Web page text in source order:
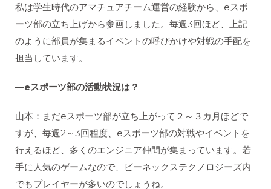
私は学生時代のアマチュアチーム運営の経験から、eスポ
ーツ部の立ち上げから参画しました。毎週3回ほど、上記
のように部員が集まるイベントの呼びかけや対戦の手配を
担当しています。
―eスポーツ部の活動状況は？
山本：まだeスポーツ部が立ち上がって２～３カ月ほどで
すが、毎週2～3回程度、eスポーツ部の対戦やイベントを
行えるほど、多くのエンジニア仲間が集まっています。若
手に人気のゲームなので、ビーネックステクノロジーズ内
でもプレイヤーが多いのでしょうね。